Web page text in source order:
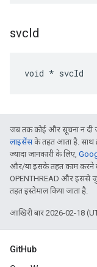
svcId
void * svcId
जब तक कोई और सूचना न दी
लाइसेंसके तहत आता है. साथ
ज़्यादा जानकारी के लिए,
और/या इसके तहत काम करने
OPENTHREAD और इससे
तहत इस्तेमाल किया जाता है.
आखिरी बार 2026-02-18
GitHub